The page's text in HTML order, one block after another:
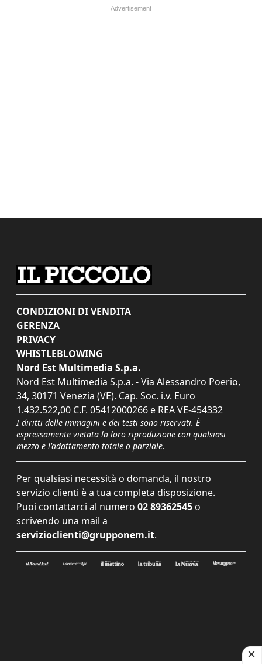
CONDIZIONI DI VENDITA
GERENZA
PRIVACY
WHISTLEBLOWING
Nord Est Multimedia S.p.a.
Nord Est Multimedia S.p.a. - Via Alessandro Poerio,
34, 30171 Venezia (VE). Cap. Soc. i.v. Euro
1.432.522,00 C.F. 05412000266 e REA VE-454332
I diritti delle immagini e dei testi sono riservati. È
espressamente vietata la loro riproduzione con qualsiasi
mezzo e l'adattamento totale o parziale.
Per qualsiasi necessità o domanda, il nostro
servizio clienti è a tua completa disposizione.
Puoi contattarci al numero 02 89362545 o
scrivendo una mail a
servizioclienti@grupponem.it.